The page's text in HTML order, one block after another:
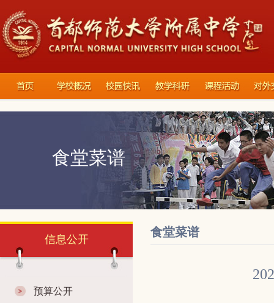
食堂菜谱
信息公开
预算公开
食堂菜谱